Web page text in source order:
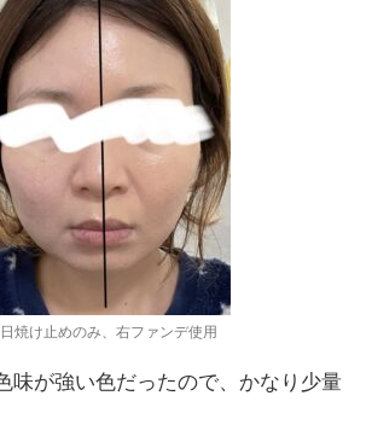
焼け止めのみ、右ファンデ使用
味が強い色だったので、かなり少量